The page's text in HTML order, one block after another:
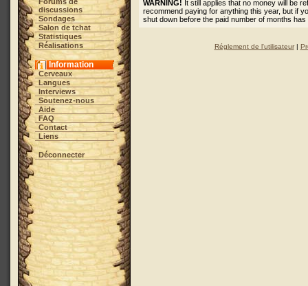
discussions
Sondages
Salon de tchat
Statistiques
Réalisations
Information
Cerveaux
Langues
Interviews
Soutenez-nous
Aide
FAQ
Contact
Liens
Déconnecter
WARNING! It still applies that no money will be
recommend paying for anything this year, but if
shut down before the paid number of months has
Réglement de l'utilisateur|